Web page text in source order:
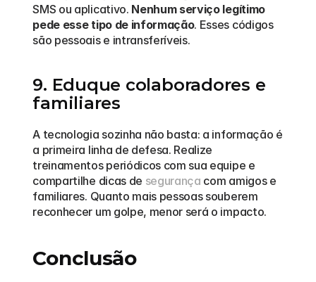
SMS ou aplicativo. Nenhum serviço legítimo
pede esse tipo de informação. Esses códigos
são pessoais e intransferíveis.
9. Eduque colaboradores e
familiares
A tecnologia sozinha não basta: a informação é
a primeira linha de defesa. Realize
treinamentos periódicos com sua equipe e
compartilhe dicas de segurança com amigos e
familiares. Quanto mais pessoas souberem
reconhecer um golpe, menor será o impacto.
Conclusão